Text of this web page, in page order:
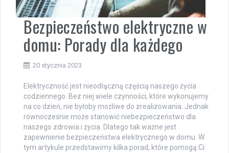
Bezpieczeństwo elektryczne w
domu: Porady dla każdego
20 stycznia 2023
Elektryczność jest nieodłączną częścią naszego życia
codziennego. Bez niej wiele czynności, które wykonujemy
na co dzień, nie byłoby możliwe do zrealizowania. Jednak
równocześnie może stanowić niebezpieczeństwo dla
naszego zdrowia i życia. Dlatego tak ważne jest
zapewnienie bezpieczeństwa elektrycznego w domu. W
tym artykule przedstawimy kilka porad, które pomogą Ci